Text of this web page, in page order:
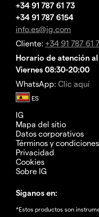
+34 91 787 61 73
+34 91 787 6154
info.es@ig.com
Cliente: +34 91 787 61
Horario de atención
Viernes 08:30-20:00
WhatsApp: Clic aquí
IG
Mapa del sitio
Datos corporativos
Términos y condiciones
Privacidad
Cookies
Sobre IG
Síganos en:
*Estos productos son